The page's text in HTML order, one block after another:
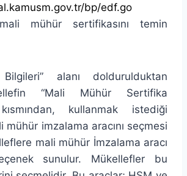
bp/edf.go
mühür sertifikasını temin
alanı doldurulduktan
“Mali Mühür Sertifika
kullanmak istediği
mühür imzalama aracını seçmesi
mali mühür İmzalama aracı
sunulur. Mükellefler bu